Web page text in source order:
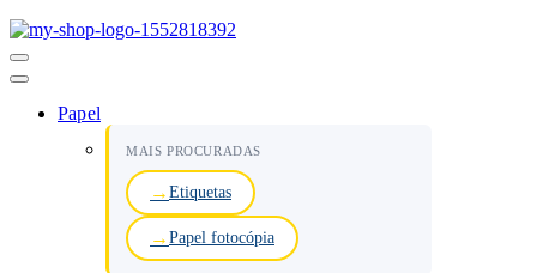
Menu
de
Papel
MAIS PROCURADAS
Etiquetas
Papel fotocópia